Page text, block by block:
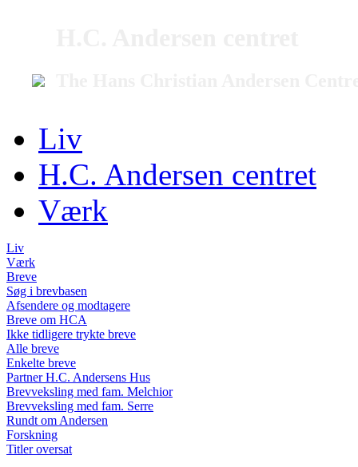
Liv
H.C. Andersen centret
Værk
Liv
Værk
Breve
Søg i brevbasen
Afsendere og modtagere
Breve om HCA
Ikke tidligere trykte breve
Alle breve
Enkelte breve
Partner H.C. Andersens Hus
Brevveksling med fam. Melchior
Brevveksling med fam. Serre
Rundt om Andersen
Forskning
Titler oversat